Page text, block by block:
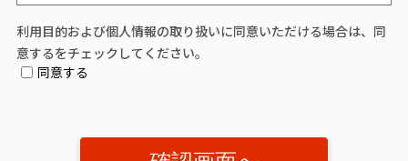
提供はいたしません。
（個人情報提供の任意性について）
サービスなどのご提供ができません。
利用目的および個人情報の取り扱いに同意いただける場合は、同
意するをチェックしてください。
同意する